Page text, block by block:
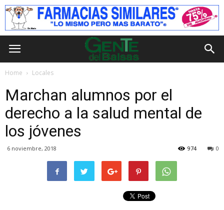
Home Locales
Marchan alumnos por el
derecho a la salud mental de
los jóvenes
6 noviembre, 2018 0
974